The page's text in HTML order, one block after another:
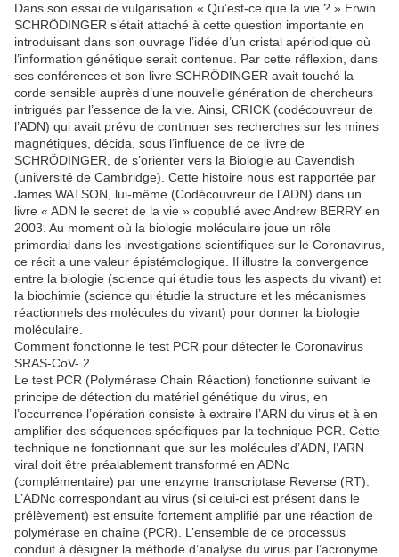
Dans son essai de vulgarisation « Qu’est-ce que la vie ? » Erwin
SCHRÖDINGER s’était attaché à cette question importante en
introduisant dans son ouvrage l’idée d’un cristal apériodique où
l’information génétique serait contenue. Par cette réflexion, dans
ses conférences et son livre SCHRÖDINGER avait touché la
corde sensible auprès d’une nouvelle génération de chercheurs
intrigués par l’essence de la vie. Ainsi, CRICK (codécouvreur de
l’ADN) qui avait prévu de continuer ses recherches sur les mines
magnétiques, décida, sous l’influence de ce livre de
SCHRÖDINGER, de s’orienter vers la Biologie au Cavendish
(université de Cambridge). Cette histoire nous est rapportée par
James WATSON, lui-même (Codécouvreur de l’ADN) dans un
livre « ADN le secret de la vie » copublié avec Andrew BERRY en
2003. Au moment où la biologie moléculaire joue un rôle
primordial dans les investigations scientifiques sur le Coronavirus,
ce récit a une valeur épistémologique. Il illustre la convergence
entre la biologie (science qui étudie tous les aspects du vivant) et
la biochimie (science qui étudie la structure et les mécanismes
réactionnels des molécules du vivant) pour donner la biologie
moléculaire.
Comment fonctionne le test PCR pour détecter le Coronavirus
SRAS-CoV- 2
Le test PCR (Polymérase Chain Réaction) fonctionne suivant le
principe de détection du matériel génétique du virus, en
l’occurrence l’opération consiste à extraire l’ARN du virus et à en
amplifier des séquences spécifiques par la technique PCR. Cette
technique ne fonctionnant que sur les molécules d’ADN, l’ARN
viral doit être préalablement transformé en ADNc
(complémentaire) par une enzyme transcriptase Reverse (RT).
L’ADNc correspondant au virus (si celui-ci est présent dans le
prélèvement) est ensuite fortement amplifié par une réaction de
polymérase en chaîne (PCR). L’ensemble de ce processus
conduit à désigner la méthode d’analyse du virus par l’acronyme